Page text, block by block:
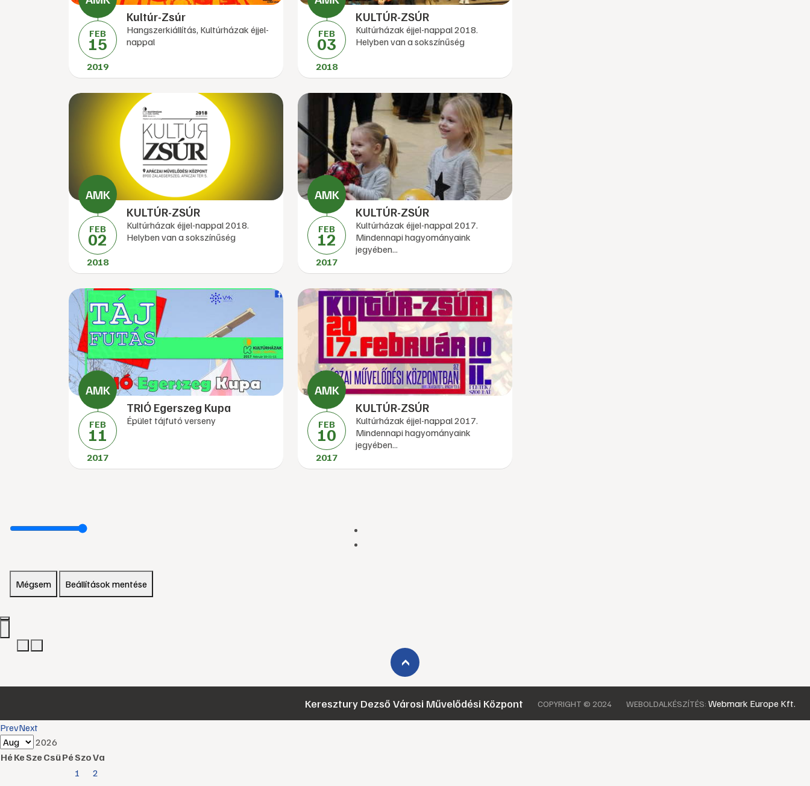
FEB
15
2019
Kultúr-Zsúr
Hangszerkiállítás, Kultúrházak éjjel-
nappal
FEB
03
2018
KULTÚR-ZSÚR
Kultúrházak éjjel-nappal 2018.
Helyben van a sokszínűség
FEB
02
2018
KULTÚR-ZSÚR
Kultúrházak éjjel-nappal 2018.
Helyben van a sokszínűség
FEB
12
2017
KULTÚR-ZSÚR
Kultúrházak éjjel-nappal 2017.
Mindennapi hagyományaink
jegyében...
FEB
11
2017
TRIÓ Egerszeg Kupa
Épület tájfutó verseny FEB
10
2017
KULTÚR-ZSÚR
Kultúrházak éjjel-nappal 2017.
Mindennapi hagyományaink
jegyében...
Mégsem Beállítások mentése
›
Keresztury Dezső Városi Művelődési Központ COPYRIGHT © 2024 WEBOLDALKÉSZÍTÉS: Webmark Europe Kft.
PrevNext
2026
HéKeSzeCsüPéSzoVa
1
2